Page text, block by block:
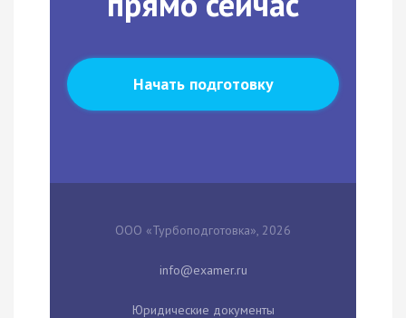
Начать подготовку
ООО «Турбоподготовка», 2026
Юридические документы